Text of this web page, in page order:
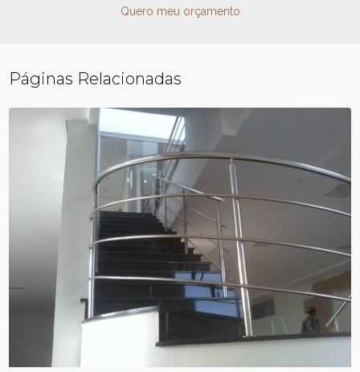
Quero meu orçamento
Páginas Relacionadas